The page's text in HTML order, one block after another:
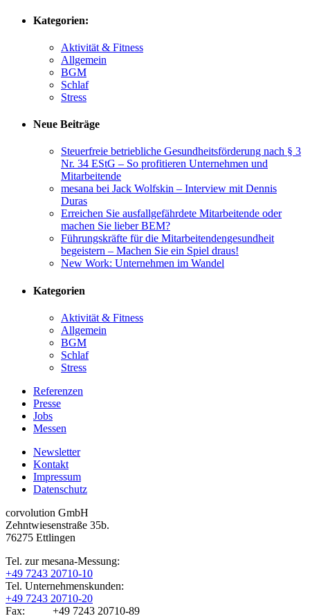
Kategorien:
Aktivität & Fitness
Allgemein
BGM
Schlaf
Stress
Neue Beiträge
Steuerfreie betriebliche Gesundheitsförderung nach § 3
Nr. 34 EStG – So profitieren Unternehmen und
Mitarbeitende
mesana bei Jack Wolfskin – Interview mit Dennis
Duras
Erreichen Sie ausfallgefährdete Mitarbeitende oder
machen Sie lieber BEM?
Führungskräfte für die Mitarbeitendengesundheit
begeistern – Machen Sie ein Spiel draus!
New Work: Unternehmen im Wandel
Kategorien
Aktivität & Fitness
Allgemein
BGM
Schlaf
Stress
Referenzen
Presse
Jobs
Messen
Newsletter
Kontakt
Impressum
Datenschutz
corvolution GmbH
Zehntwiesenstraße 35b.
76275 Ettlingen
Tel. zur mesana-Messung:
+49 7243 20710-10
Tel. Unternehmenskunden:
+49 7243 20710-20
Fax: +49 7243 20710-89